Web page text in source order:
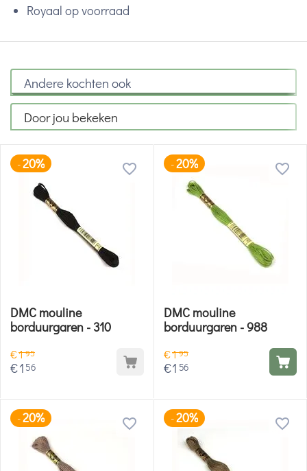
Royaal op voorraad
Andere kochten ook
Door jou bekeken
-20%
DMC mouline
borduurgaren - 310
€195
€1 56
-20%
DMC mouline
borduurgaren - 988
€195
€1 56
-20% -20%